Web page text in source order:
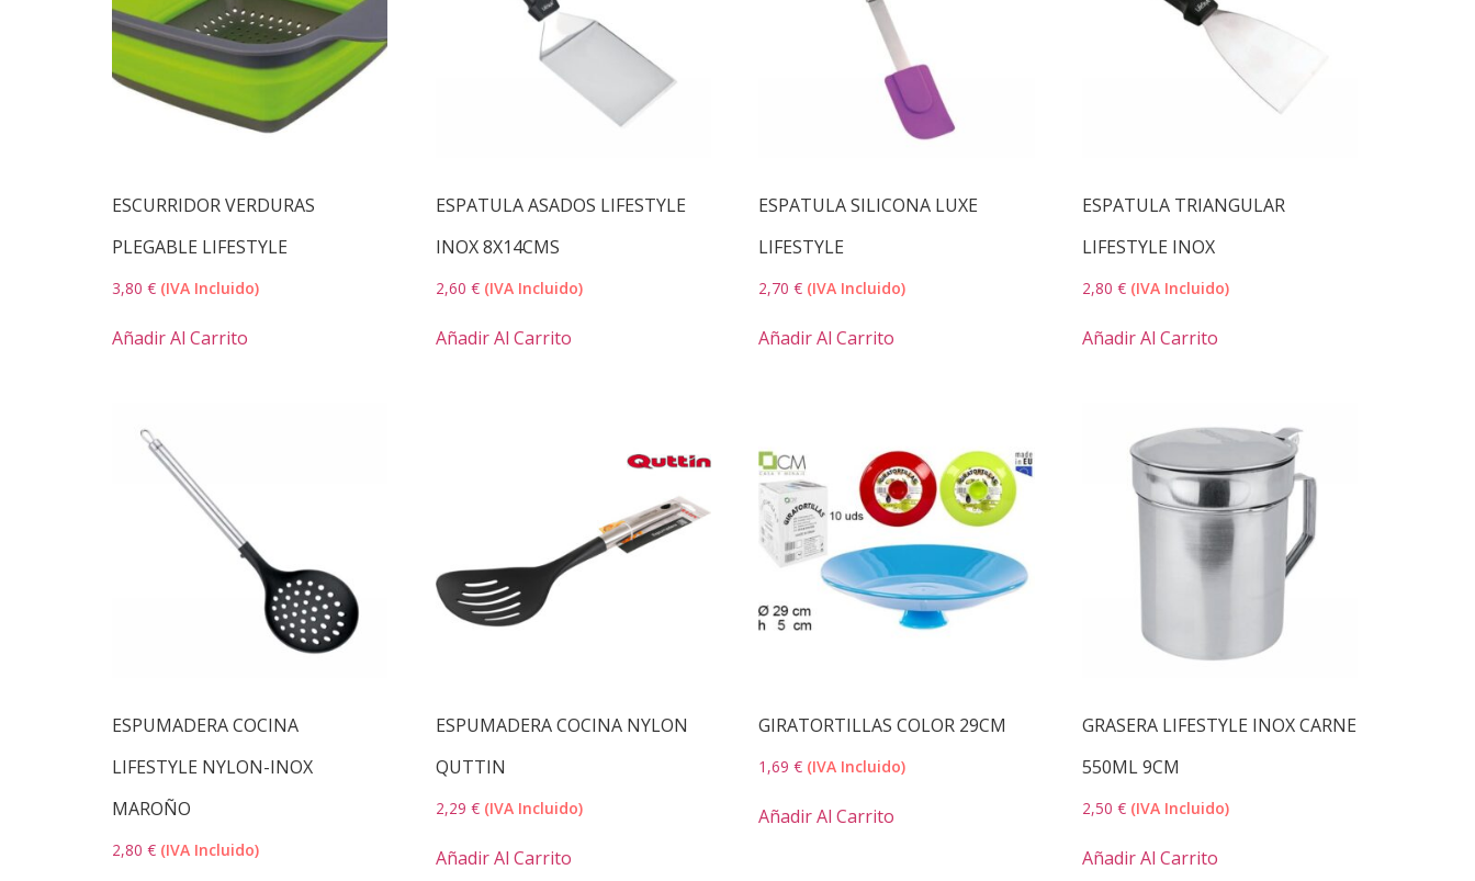
ESCURRIDOR VERDURAS
PLEGABLE LIFESTYLE
3,80 € (IVA Incluido)
Añadir Al Carrito
ESPATULA ASADOS LIFESTYLE
INOX 8X14CMS
2,60 € (IVA Incluido)
Añadir Al Carrito
ESPATULA SILICONA LUXE
LIFESTYLE
2,70€ (IVA Incluido)
Añadir Al Carrito
ESPATULA TRIANGULAR
LIFESTYLE INOX
2,80€ (IVA Incluido)
Añadir Al Carrito
ESPUMADERA COCINA
LIFESTYLE NYLON-INOX
MAROÑO
2,80 € (IVA Incluido)
ESPUMADERA COCINA NYLON
QUTTIN
2,29 € (IVA Incluido)
Añadir Al Carrito
GIRATORTILLAS COLOR 29CM
1,69€ (IVA Incluido)
Añadir Al Carrito
GRASERA LIFESTYLE INOX CARNE
550ML 9CM
2,50€ (IVA Incluido)
Añadir Al Carrito